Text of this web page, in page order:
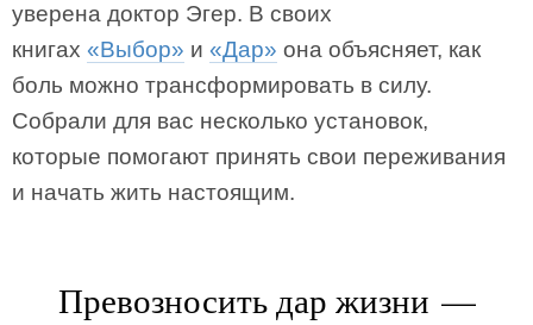
уверена доктор Эгер. В своих
книгах «Выбор» и «Дар» она объясняет, как
боль можно трансформировать в силу.
Собрали для вас несколько установок,
которые помогают принять свои переживания
и начать жить настоящим.
Превозносить дар жизни —